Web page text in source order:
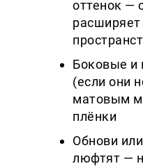
оттенок —
расширяет
Боковые и
(если они
матовым
плёнки
Обнови
люфтят —